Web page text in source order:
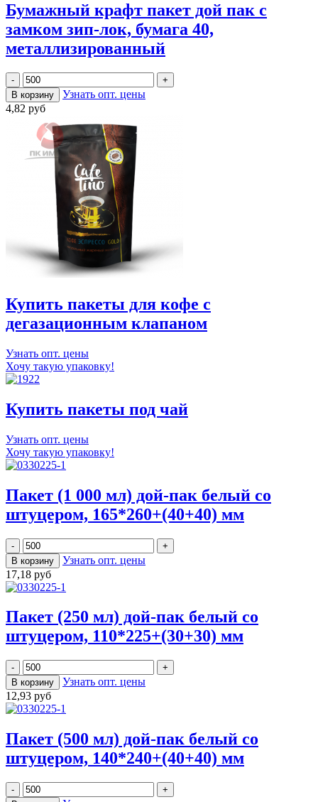
Бумажный крафт пакет дой пак с
замком зип-лок, бумага 40,
металлизированный
Узнать опт. цены
4,82 руб
Купить пакеты для кофе с
дегазационным клапаном
Узнать опт. цены
Хочу такую упаковку!
Купить пакеты под чай
Узнать опт. цены
Хочу такую упаковку!
Пакет (1 000 мл) дой-пак белый со
штуцером, 165*260+(40+40) мм
Узнать опт. цены
17,18 руб
Пакет (250 мл) дой-пак белый со
штуцером, 110*225+(30+30) мм
Узнать опт. цены
12,93 руб
Пакет (500 мл) дой-пак белый со
штуцером, 140*240+(40+40) мм